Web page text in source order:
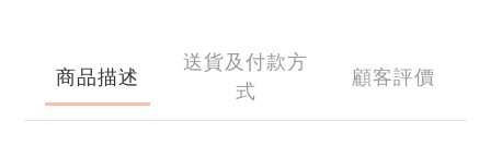
商品描述
送貨及付款方
式
顧客評價